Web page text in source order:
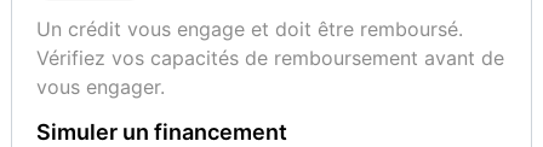
- Avertisseur de franchissement de ligne
- Bluetooth
- Capteur de pluie
- Carnet d&#039;entretien
Un crédit vous engage et doit être remboursé.
Vérifiez vos capacités de remboursement avant de
vous engager.
Simuler un financement